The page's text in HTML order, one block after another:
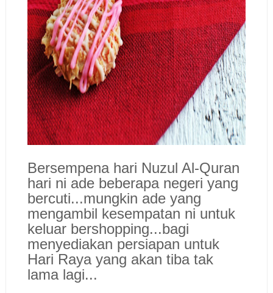
Bersempena hari Nuzul Al-Quran
hari ni ade beberapa negeri yang
bercuti...mungkin ade yang
mengambil kesempatan ni untuk
keluar bershopping...bagi
menyediakan persiapan untuk
Hari Raya yang akan tiba tak
lama lagi...